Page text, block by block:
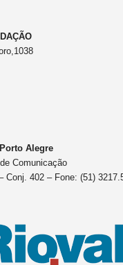
Alegre
Comunicação
Conj. 402 – Fone: (51)